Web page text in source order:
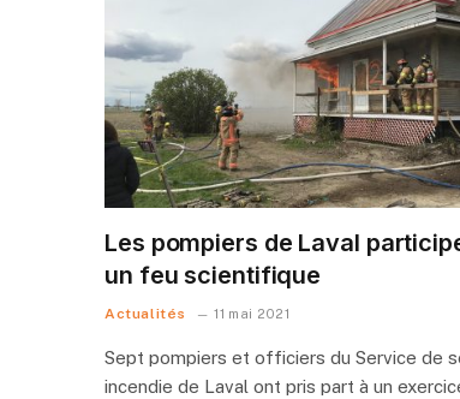
Les pompiers de Laval
un feu scientifique
Actualités 11 mai 2021
Sept pompiers et officiers du Service de
incendie de Laval ont pris part à un